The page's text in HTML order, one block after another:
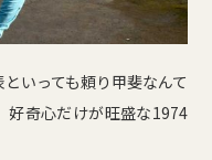
いっても頼り甲斐なんて
好奇心だけが旺盛な1974